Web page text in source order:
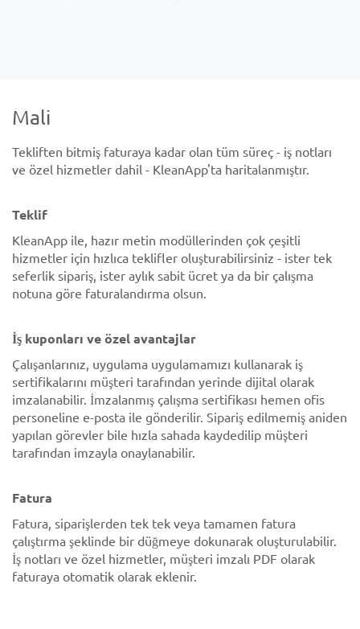
Mali
Tekliften bitmiş faturaya kadar olan tüm süreç - iş notları
ve özel hizmetler dahil - KleanApp'ta haritalanmıştır.
Teklif
KleanApp ile, hazır metin modüllerinden çok çeşitli
hizmetler için hızlıca teklifler oluşturabilirsiniz - ister tek
seferlik sipariş, ister aylık sabit ücret ya da bir çalışma
notuna göre faturalandırma olsun.
İş kuponları ve özel avantajlar
Çalışanlarınız, uygulama uygulamamızı kullanarak iş
sertifikalarını müşteri tarafından yerinde dijital olarak
imzalanabilir. İmzalanmış çalışma sertifikası hemen ofis
personeline e-posta ile gönderilir. Sipariş edilmemiş aniden
yapılan görevler bile hızla sahada kaydedilip müşteri
tarafından imzayla onaylanabilir.
Fatura
Fatura, siparişlerden tek tek veya tamamen fatura
çalıştırma şeklinde bir düğmeye dokunarak oluşturulabilir.
İş notları ve özel hizmetler, müşteri imzalı PDF olarak
faturaya otomatik olarak eklenir.